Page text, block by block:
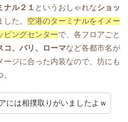
ナル２１ というおしゃれなショッ
した。 空港のターミナルをイメー
ピングセンターで、各フロアごと
コ、パリ、ローマなど各都市名が
ージに合った内装なので、坊にも
には相撲取りがいましたよｗ